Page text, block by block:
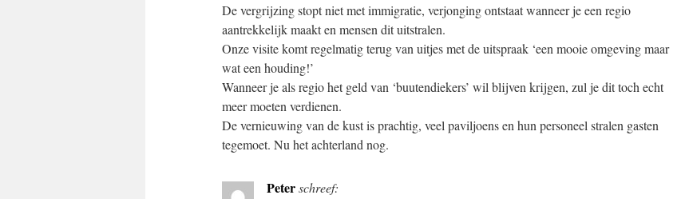
De vergrijzing stopt niet met immigratie, verjonging ontstaat wanneer je een regio
aantrekkelijk maakt en mensen dit uitstralen.
Onze visite komt regelmatig terug van uitjes met de uitspraak ‘een mooie omgeving maar
wat een houding!’
Wanneer je als regio het geld van ‘buutendiekers’ wil blijven krijgen, zul je dit toch echt
meer moeten verdienen.
De vernieuwing van de kust is prachtig, veel paviljoens en hun personeel stralen gasten
tegemoet. Nu het achterland nog.
Peterschreef: